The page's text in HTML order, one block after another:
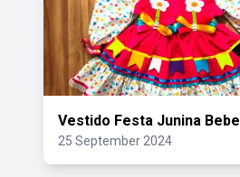
Vestido Festa Junina
25 September 2024